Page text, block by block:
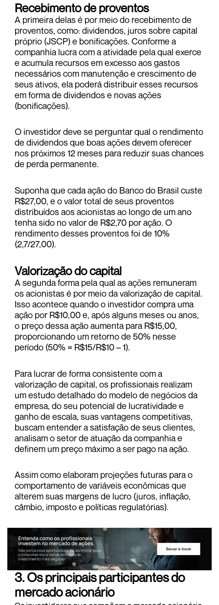
Recebimento de proventos
A primeira delas é por meio do recebimento de
proventos, como: dividendos, juros sobre capital
próprio (JSCP) e bonificações. Conforme a
companhia lucra com a atividade pela qual exerce
e acumula recursos em excesso aos gastos
necessários com manutenção e crescimento de
seus ativos, ela poderá distribuir esses recursos
em forma de dividendos e novas ações
(bonificações).
O investidor deve se perguntar qual o rendimento
de dividendos que boas ações devem oferecer
nos próximos 12 meses para reduzir suas chances
de perda permanente.
Suponha que cada ação do Banco do Brasil custe
R$27,00, e o valor total de seus proventos
distribuídos aos acionistas ao longo de um ano
tenha sido no valor de R$2,70 por ação. O
rendimento desses proventos foi de 10%
(2,7/27,00).
Valorização do capital
A segunda forma pela qual as ações remuneram
os acionistas é por meio da valorização de capital.
Isso acontece quando o investidor compra uma
ação por R$10,00 e, após alguns meses ou anos,
o preço dessa ação aumenta para R$15,00,
proporcionando um retorno de 50% nesse
período (50% = R$15/R$10 – 1).
Para lucrar de forma consistente com a
valorização de capital, os profissionais realizam
um estudo detalhado do modelo de negócios da
empresa, do seu potencial de lucratividade e
ganho de escala, suas vantagens competitivas,
buscam entender a satisfação de seus clientes,
analisam o setor de atuação da companhia e
definem um preço máximo a ser pago na ação.
Assim como elaboram projeções futuras para o
comportamento de variáveis econômicas que
alterem suas margens de lucro (juros, inflação,
câmbio, imposto e políticas regulatórias).
3. Os principais participantes do
mercado acionário